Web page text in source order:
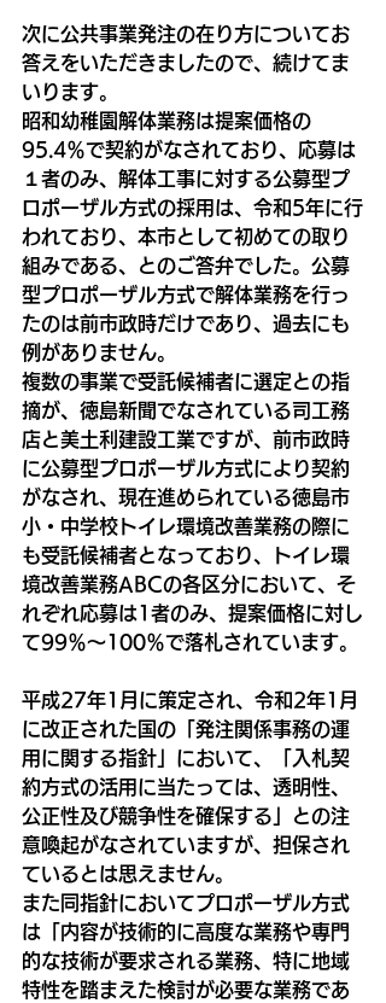
次に公共事業発注の在り方についてお
答えをいただきましたので、続けてま
いります。
昭和幼稚園解体業務は提案価格の
95.4％で契約がなされており、応募は
１者のみ、解体工事に対する公募型プ
ロポーザル方式の採用は、令和5年に行
われており、本市として初めての取り
組みである、とのご答弁でした。公募
型プロポーザル方式で解体業務を行っ
たのは前市政時だけであり、過去にも
例がありません。
複数の事業で受託候補者に選定との指
摘が、徳島新聞でなされている司工務
店と美土利建設工業ですが、前市政時
に公募型プロポーザル方式により契約
がなされ、現在進められている徳島市
小・中学校トイレ環境改善業務の際に
も受託候補者となっており、トイレ環
境改善業務ABCの各区分において、そ
れぞれ応募は1者のみ、提案価格に対し
て99％～100％で落札されています。
平成27年1月に策定され、令和2年1月
に改正された国の「発注関係事務の運
用に関する指針」において、「入札契
約方式の活用に当たっては、透明性、
公正性及び競争性を確保する」との注
意喚起がなされていますが、担保され
ているとは思えません。
また同指針においてプロポーザル方式
は「内容が技術的に高度な業務や専門
的な技術が要求される業務、特に地域
特性を踏まえた検討が必要な業務であ